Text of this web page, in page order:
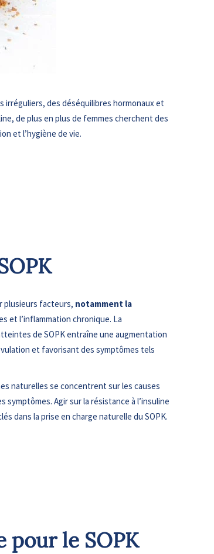
irréguliers, des déséquilibres hormonaux et
de plus en plus de femmes cherchent des
et l’hygiène de vie.
plusieurs facteurs, notamment la
et l’inflammation chronique. La
de SOPK entraîne une augmentation
et favorisant des symptômes tels
naturelles se concentrent sur les causes
Agir sur la résistance à l’insuline
dans la prise en charge naturelle du SOPK.
pour le SOPK